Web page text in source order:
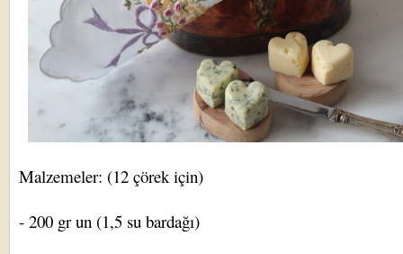
Malzemeler: (12 çörek için)
- 200 gr un (1,5 su bardağı)